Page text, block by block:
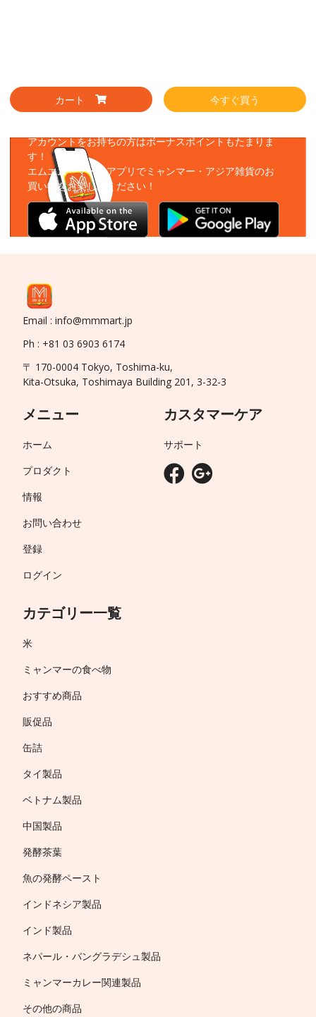
カート 今すぐ買う
アカウントをお持ちの方はボーナスポイントもたまりま
す！
エムエムーマートアプリでミャンマー・アジア雑貨のお
買い物をお楽しみください！
Email : info@mmmart.jp
Ph : +81 03 6903 6174
〒 170-0004 Tokyo, Toshima-ku,
Kita-Otsuka, Toshimaya Building 201, 3-32-3
メニュー
ホーム
プロダクト
情報
お問い合わせ
登録
ログイン
カテゴリー一覧
米
ミャンマーの食べ物
おすすめ商品
販促品
缶詰
タイ製品
ベトナム製品
中国製品
発酵茶葉
魚の発酵ペースト
インドネシア製品
インド製品
ネパール・バングラデシュ製品
ミャンマーカレー関連製品
その他の商品
カスタマーケア
サポート